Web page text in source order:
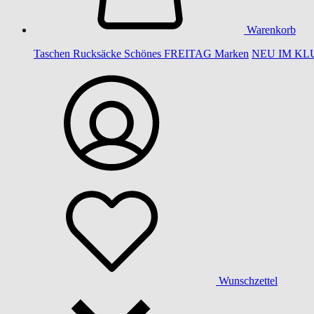
Warenkorb
Taschen Rucksäcke Schönes FREITAG Marken NEU IM
Wunschzettel